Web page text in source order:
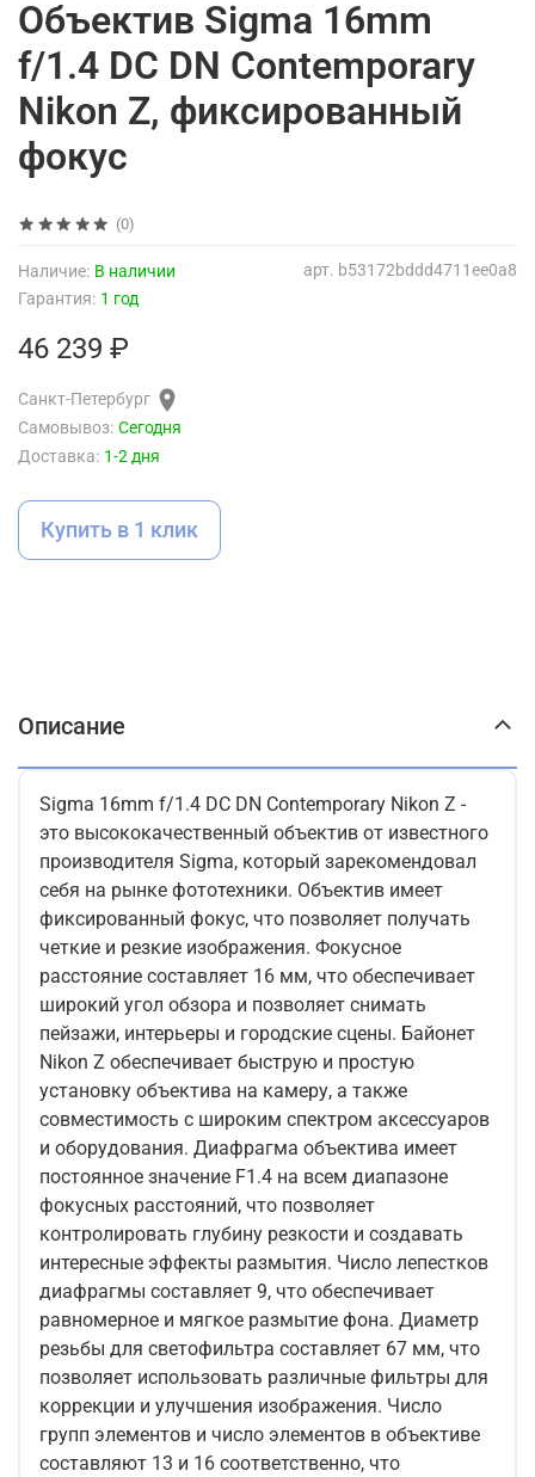
(0)
арт. b53172bddd4711ee0a8
Наличие: В наличии
Гарантия: 1 год
Объектив Sigma 16mm
f/1.4 DC DN Contemporary
Nikon Z, фиксированный
фокус
46 239 ₽
Санкт-Петербург
Самовывоз: Сегодня
Доставка: 1-2 дня
Купить в 1 клик
Описание
Sigma 16mm f/1.4 DC DN Contemporary Nikon Z -
это высококачественный объектив от известного
производителя Sigma, который зарекомендовал
себя на рынке фототехники. Объектив имеет
фиксированный фокус, что позволяет получать
четкие и резкие изображения. Фокусное
расстояние составляет 16 мм, что обеспечивает
широкий угол обзора и позволяет снимать
пейзажи, интерьеры и городские сцены. Байонет
Nikon Z обеспечивает быструю и простую
установку объектива на камеру, а также
совместимость с широким спектром аксессуаров
и оборудования. Диафрагма объектива имеет
постоянное значение F1.4 на всем диапазоне
фокусных расстояний, что позволяет
контролировать глубину резкости и создавать
интересные эффекты размытия. Число лепестков
диафрагмы составляет 9, что обеспечивает
равномерное и мягкое размытие фона. Диаметр
резьбы для светофильтра составляет 67 мм, что
позволяет использовать различные фильтры для
коррекции и улучшения изображения. Число
групп элементов и число элементов в объективе
составляют 13 и 16 соответственно, что